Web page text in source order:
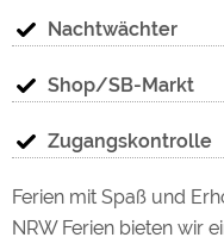
Nachtwächter
Shop/SB-Markt
Zugangskontrolle
Ferien mit Spaß und
NRW Ferien bieten wir